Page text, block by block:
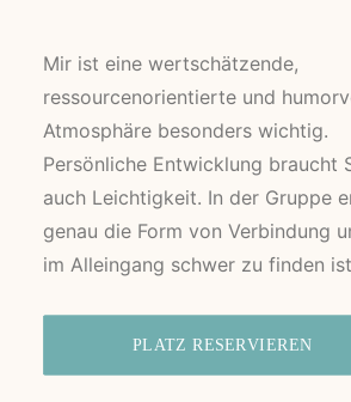
Mir ist eine wertschätzende,
ressourcenorientierte und
Atmosphäre besonders wichtig.
Persönliche Entwicklung braucht
auch Leichtigkeit. In der Gruppe
genau die Form von Verbindung
im Alleingang schwer zu finden
PLATZ RESERVIEREN